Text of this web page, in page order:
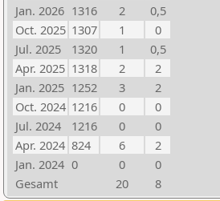
Jan. 2026 1316 2
0,5
Oct. 2025 1307 1
0
Jul. 2025
1320 1
0,5
Apr. 2025 1318 2
2
Jan. 2025 1252 3
2
Oct. 2024 1216 0
0
Jul. 2024
1216 0
0
Apr. 2024 824 6
2
Jan. 2024 0 0
0
Gesamt
20 8